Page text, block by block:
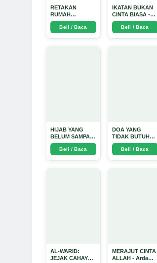
RETAKAN
RUMAH
TANGGA:
Sebuah
Perjalanan
Beli / Baca
IKATAN BUKAN
CINTA BIASA -
Arda Dinata
Beli / Baca
HIJAB YANG
BELUM SAMPAI
KE HATI: Ketika
Cinta Seorang
Ustadz Menjadi
Beli / Baca
DOA YANG
TIDAK BUTUH
SINYAL: Kisah
Tiga Jiwa yang
Tersesat di Era AI
Beli / Baca
AL-WARID:
JEJAK CAHAYA
MERAJUT CINTA
ALLAH - Arda